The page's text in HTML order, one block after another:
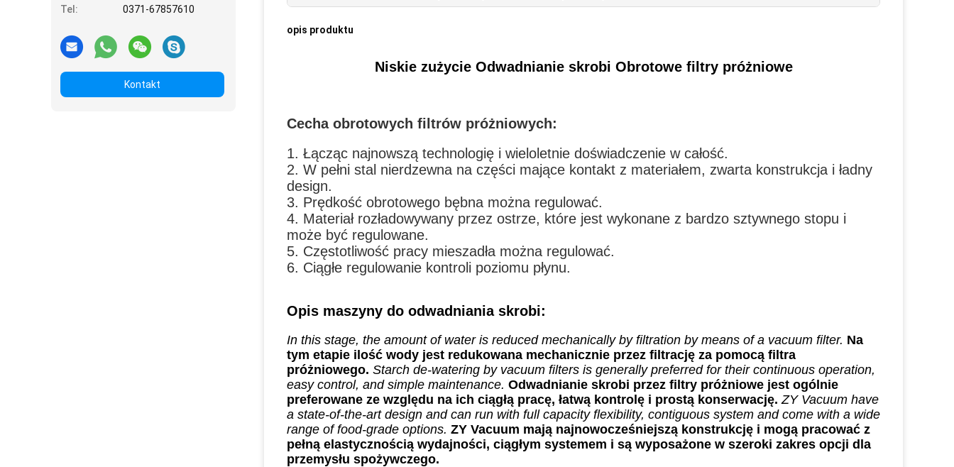
Tel:
0371-67857610
Kontakt
opis produktu
Niskie zużycie Odwadnianie skrobi Obrotowe filtry próżniowe
Cecha obrotowych filtrów próżniowych:
1. Łącząc najnowszą technologię i wieloletnie doświadczenie w całość.
2. W pełni stal nierdzewna na części mające kontakt z materiałem, zwarta konstrukcja i ładny
design.
3. Prędkość obrotowego bębna można regulować.
4. Materiał rozładowywany przez ostrze, które jest wykonane z bardzo sztywnego stopu i
może być regulowane.
5. Częstotliwość pracy mieszadła można regulować.
6. Ciągłe regulowanie kontroli poziomu płynu.
Opis maszyny do odwadniania skrobi:
In this stage, the amount of water is reduced mechanically by filtration by means of a vacuum filter. Na
tym etapie ilość wody jest redukowana mechanicznie przez filtrację za pomocą filtra
próżniowego. Starch de-watering by vacuum filters is generally preferred for their continuous operation,
easy control, and simple maintenance. Odwadnianie skrobi przez filtry próżniowe jest ogólnie
preferowane ze względu na ich ciągłą pracę, łatwą kontrolę i prostą konserwację. ZY Vacuum have
a state-of-the-art design and can run with full capacity flexibility, contiguous system and come with a wide
range of food-grade options. ZY Vacuum mają najnowocześniejszą konstrukcję i mogą pracować z
pełną elastycznością wydajności, ciągłym systemem i są wyposażone w szeroki zakres opcji dla
przemysłu spożywczego.